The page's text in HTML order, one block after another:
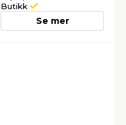
Butikk
Se mer